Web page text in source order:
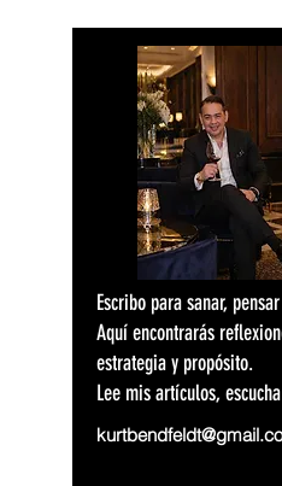
Escribo para sanar,
Aquí encontrarás
estrategia y propósito.
Lee mis artículos,